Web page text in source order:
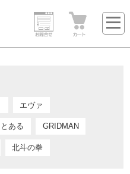
エヴァ
とある GRIDMAN
北斗の拳